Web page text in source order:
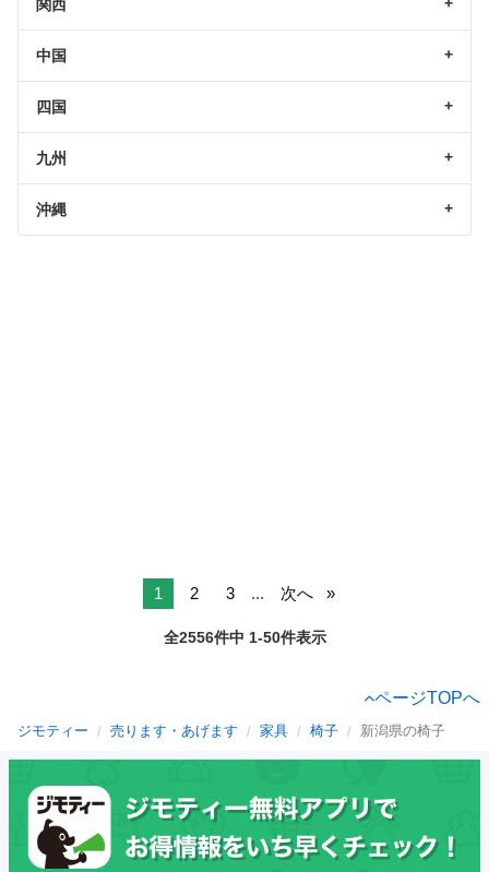
関西
中国
四国
九州
沖縄
1 2 3 ... 次へ
全2556件中 1-50件表示
ページTOPへ
ジモティー 売ります・あげます 家具 椅子 新潟県の椅子